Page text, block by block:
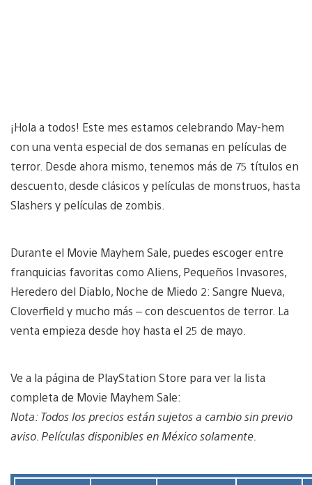
¡Hola a todos! Este mes estamos celebrando May-hem
con una venta especial de dos semanas en películas de
terror. Desde ahora mismo, tenemos más de 75 títulos en
descuento, desde clásicos y películas de monstruos, hasta
Slashers y películas de zombis.
Durante el Movie Mayhem Sale, puedes escoger entre
franquicias favoritas como Aliens, Pequeños Invasores,
Heredero del Diablo, Noche de Miedo 2: Sangre Nueva,
Cloverfield y mucho más – con descuentos de terror. La
venta empieza desde hoy hasta el 25 de mayo.
Ve a la página de PlayStation Store para ver la lista
completa de Movie Mayhem Sale:
Nota: Todos los precios están sujetos a cambio sin previo
aviso. Películas disponibles en México solamente.